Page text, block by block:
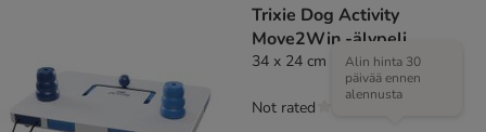
Trixie Dog Activity
Move2Win -älypeli
34 x 24 cm (P x L)Alin hinta 30
päivää ennen
alennusta
Not rated